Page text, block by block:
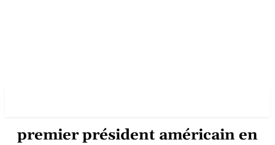
premier président américain en